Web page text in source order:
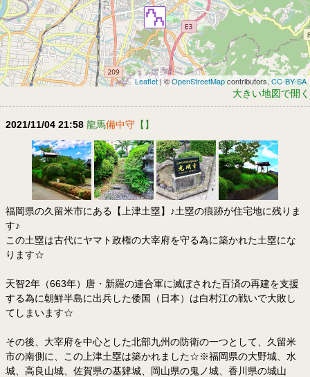
Leaflet| ©OpenStreetMapcontributors, CC-BY-SA
大きい地図で開く
2021/11/04 21:58 龍馬備中守 【】
福岡県の久留米市にある【上津土塁】♪土塁の痕跡が住宅地に残りま
す♪
この土塁は古代にヤマト政権の大宰府を守る為に築かれた土塁にな
ります☆
天智2年（663年）唐・新羅の連合軍に滅ぼされた百済の再建を支援
する為に朝鮮半島に出兵した倭国（日本）は白村江の戦いで大敗し
てしまいます☆
その後、大宰府を中心とした北部九州の防衛の一つとして、久留米
市の南側に、この上津土塁は築かれました☆※福岡県の大野城、水
城、高良山城、佐賀県の基肄城、岡山県の鬼ノ城、香川県の城山